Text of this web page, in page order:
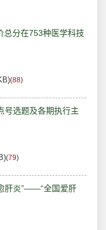
总分在753种医学科技
(88)
号选题及各期执行主
(79)
肝炎”——“全国爱肝